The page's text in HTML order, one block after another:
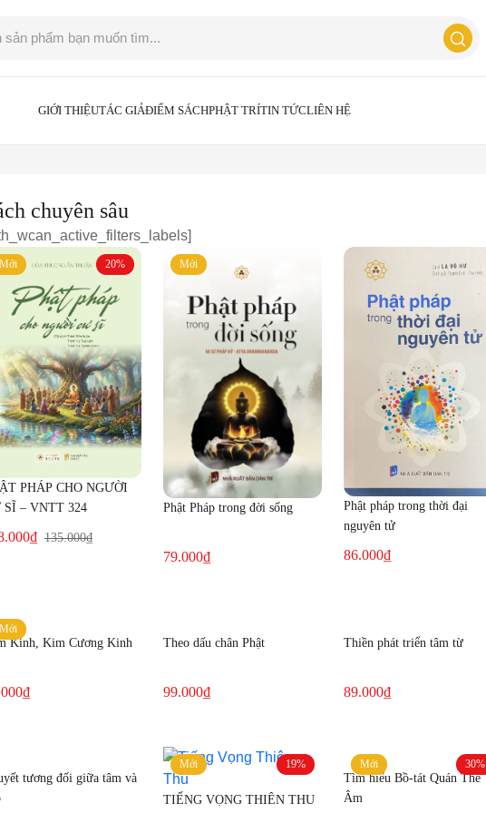
GIỚI THIỆUTÁC GIẢĐIỂM SÁCHPHẬT TRÍTIN TỨCLIÊN HỆ
chuyên sâu
Mới 20%
PHÁP CHO NGƯỜI
SĨ – VNTT 324
₫ 135.000₫
Mới
Phật Pháp trong đời sống
79.000₫
Phật pháp trong thời đại
nguyên tử
86.000₫
Mới
Kinh, Kim Cương Kinh
₫
Theo dấu chân Phật
99.000₫
Thiền phát triển tâm từ
89.000₫
tương đối giữa tâm và
Mới 19%
TIẾNG VỌNG THIÊN THU
Mới 30%
Tìm hiểu Bồ-tát Quán Thế
Âm